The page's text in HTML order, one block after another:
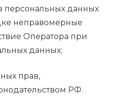
персональных данных
неправомерные
Оператора при
данных;
прав,
РФ.